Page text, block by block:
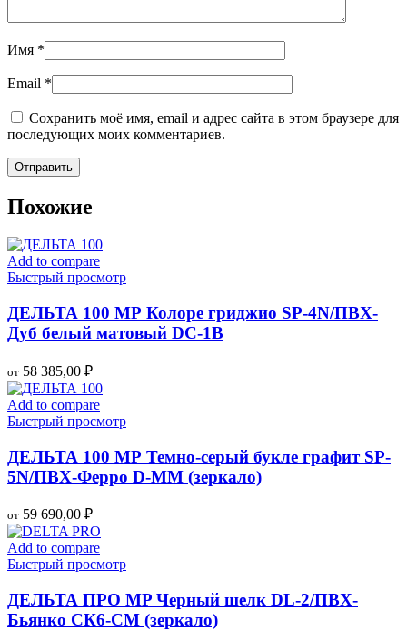
Имя *
Email *
Сохранить моё имя, email и адрес сайта в этом браузере для
последующих моих комментариев.
Похожие
Add to compare
Быстрый просмотр
ДЕЛЬТА 100 МР Колоре гриджио SP-4N/ПВХ-
Дуб белый матовый DC-1B
от 58 385,00 ₽
Add to compare
Быстрый просмотр
ДЕЛЬТА 100 МР Темно-серый букле графит SP-
5N/ПВХ-Ферро D-MM (зеркало)
от 59 690,00 ₽
Add to compare
Быстрый просмотр
ДЕЛЬТА ПРО MP Черный шелк DL-2/ПВХ-
Бьянко СК6-СМ (зеркало)